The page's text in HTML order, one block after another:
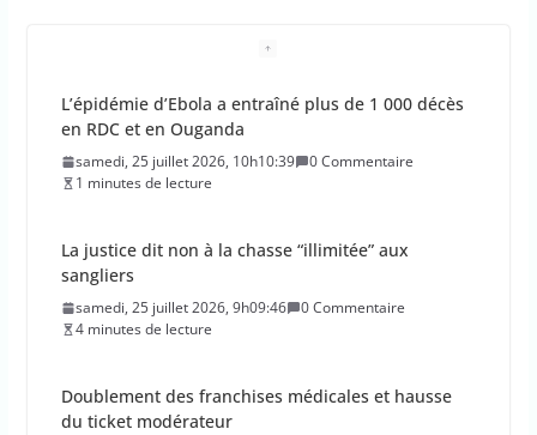
L’épidémie d’Ebola a entraîné plus de 1 000 décès
en RDC et en Ouganda
samedi, 25 juillet 2026, 10h10:39
0 Commentaire
1 minutes de lecture
La justice dit non à la chasse “illimitée” aux
sangliers
samedi, 25 juillet 2026, 9h09:46
0 Commentaire
4 minutes de lecture
Doublement des franchises médicales et hausse
du ticket modérateur